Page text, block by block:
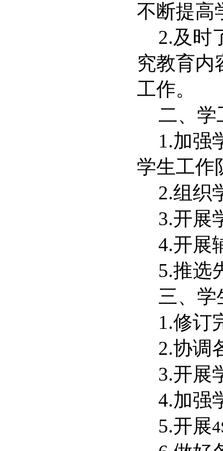
不断提高
2.及时
究教育内
工作。
二、学
1.加强
学生工作
2.组织
3.开展
4.开展
5.推选
三、学
1.修订
2.协调
3.开展
4.加强
5.开展